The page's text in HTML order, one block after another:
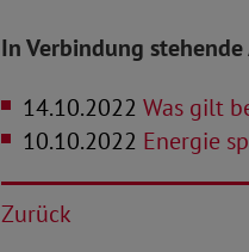
In Verbindung
14.10.2022 Was gilt
10.10.2022 Energie
Zurück